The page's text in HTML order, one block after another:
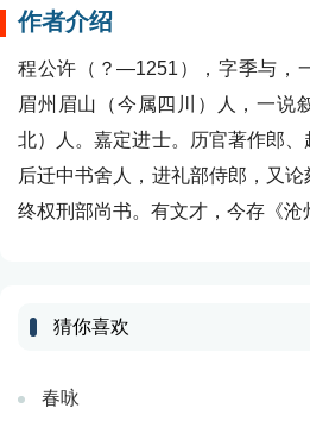
作者介绍
程公许（？—1251），字季与，
眉州眉山（今属四川）人，一说
北）人。嘉定进士。历官著作郎、
后迁中书舍人，进礼部侍郎，又
终权刑部尚书。有文才，今存《沧
猜你喜欢
春咏